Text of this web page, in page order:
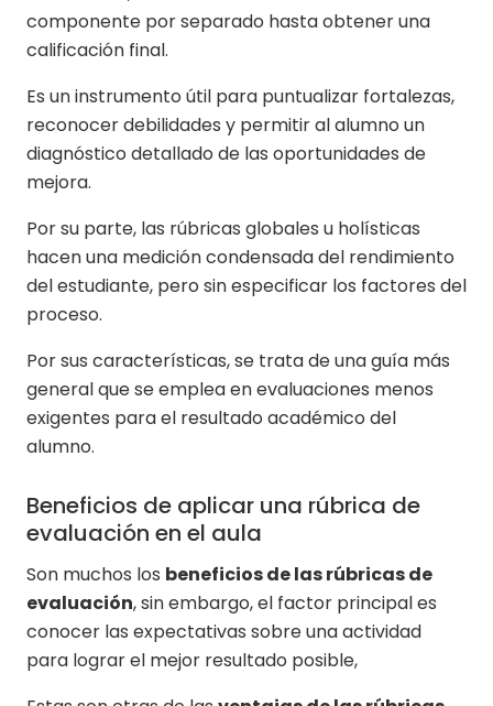
componente por separado hasta obtener una
calificación final.
Es un instrumento útil para puntualizar fortalezas,
reconocer debilidades y permitir al alumno un
diagnóstico detallado de las oportunidades de
mejora.
Por su parte, las rúbricas globales u holísticas
hacen una medición condensada del rendimiento
del estudiante, pero sin especificar los factores del
proceso.
Por sus características, se trata de una guía más
general que se emplea en evaluaciones menos
exigentes para el resultado académico del
alumno.
Beneficios de aplicar una rúbrica de
evaluación en el aula
Son muchos los beneficios de las rúbricas de
evaluación, sin embargo, el factor principal es
conocer las expectativas sobre una actividad
para lograr el mejor resultado posible,